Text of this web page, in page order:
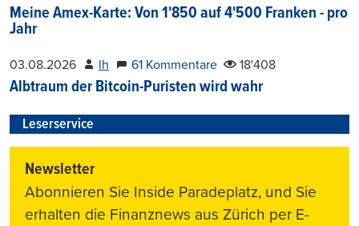
Meine Amex-Karte: Von 1'850 auf 4'500 Franken - pro
Jahr
03.08.2026 lh 61 Kommentare 18'408
Albtraum der Bitcoin-Puristen wird wahr
Leserservice
Newsletter
Abonnieren Sie Inside Paradeplatz, und Sie
erhalten die Finanznews aus Zürich per E-